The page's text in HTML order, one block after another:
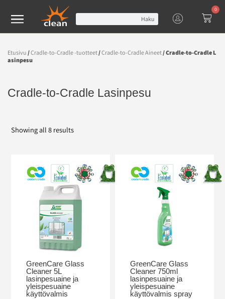
Haku
0
Etusivu /Cradle-to-Cradle -tuotteet/Cradle-to-Cradle Aineet/ Cradle-to-Cradle L
asinpesu
Cradle-to-Cradle Lasinpesu
Showing all 8 results
GreenCare Glass
Cleaner 5L
lasinpesuaine ja
yleispesuaine
käyttövalmis
GreenCare Glass
Cleaner 750ml
lasinpesuaine ja
yleispesuaine
käyttövalmis spray